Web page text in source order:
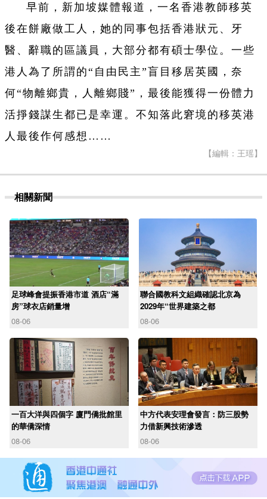
早前，新加坡媒體報道，一名香港教師移英
後在餅廠做工人，她的同事包括香港狀元、牙
醫、辭職的區議員，大部分都有碩士學位。一些
港人為了所謂的“自由民主”盲目移居英國，奈
何“物離鄉貴，人離鄉賤”，最後能獲得一份體力
活掙錢謀生都已是幸運。不知落此窘境的移英港
人最後作何感想……
【編輯：王瑶】
相關新聞
足球峰會提振香港市道 酒店“滿
房”球衣店銷量增
08-06
聯合國教科文組織確認北京為
2029年“世界建築之都
08-06
一百大洋與四個字 廈門僑批館里
的華僑深情
08-06
中方代表安理會發言：防三股勢
力借新興技術滲透
08-06